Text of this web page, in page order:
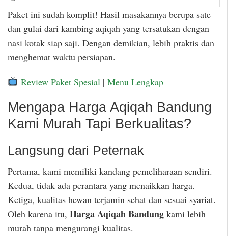
Paket ini sudah komplit! Hasil masakannya berupa sate
dan gulai dari kambing aqiqah yang tersatukan dengan
nasi kotak siap saji. Dengan demikian, lebih praktis dan
menghemat waktu persiapan.
Review Paket Spesial | Menu Lengkap
Mengapa Harga Aqiqah Bandung
Kami Murah Tapi Berkualitas?
Langsung dari Peternak
Pertama, kami memiliki kandang pemeliharaan sendiri.
Kedua, tidak ada perantara yang menaikkan harga.
Ketiga, kualitas hewan terjamin sehat dan sesuai syariat.
Oleh karena itu, Harga Aqiqah Bandung kami lebih
murah tanpa mengurangi kualitas.